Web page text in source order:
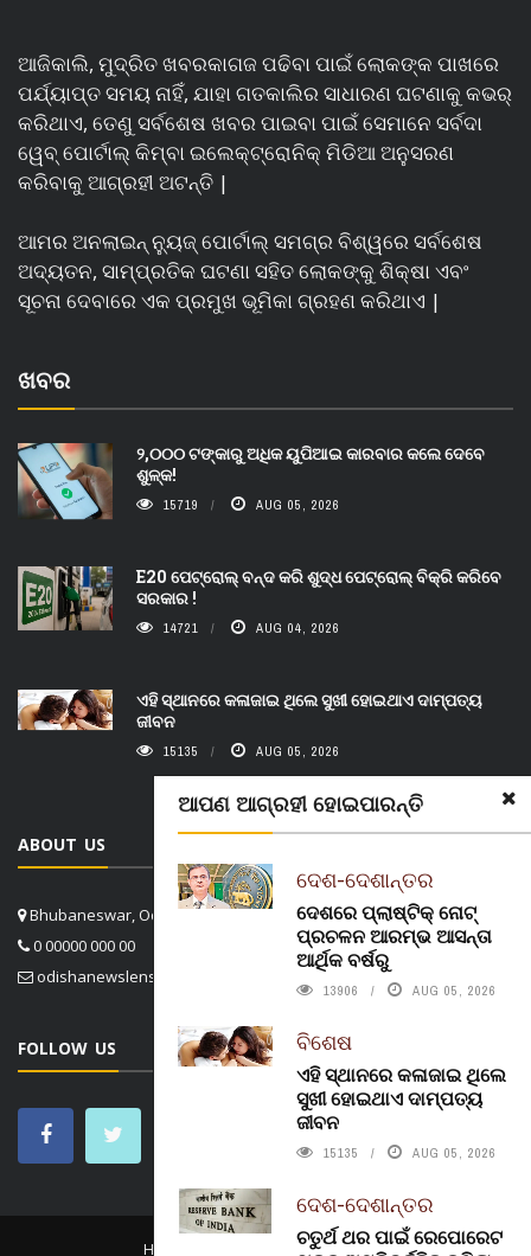
ଆପଣ ଆଗ୍ରହୀ ହୋଇପାରନ୍ତି
ଦେଶ-ଦେଶାନ୍ତର
ଦେଶରେ ପ୍ଲାଷ୍ଟିକ୍ ନୋଟ୍‌
ପ୍ରଚଳନ ଆରମ୍ଭ ଆସନ୍ତା
ଆର୍ଥିକ ବର୍ଷରୁ
13906 AUG 05, 2026
ବିଶେଷ
ଏହି ସ୍ଥାନରେ କଳାଜାଇ ଥିଲେ
ସୁଖୀ ହୋଇଥାଏ ଦାମ୍ପତ୍ୟ
ଜୀବନ
15135 AUG 05, 2026
ଦେଶ-ଦେଶାନ୍ତର
ଚତୁର୍ଥ ଥର ପାଇଁ ରେପୋରେଟ
ଆଜିକାଲି, ମୁଦ୍ରିତ ଖବରକାଗଜ ପଢିବା ପାଇଁ ଲୋକଙ୍କ ପାଖରେ
ପର୍ଯ୍ୟାପ୍ତ ସମୟ ନାହିଁ, ଯାହା ଗତକାଲିର ସାଧାରଣ ଘଟଣାକୁ କଭର୍
କରିଥାଏ, ତେଣୁ ସର୍ବଶେଷ ଖବର ପାଇବା ପାଇଁ ସେମାନେ ସର୍ବଦା
ୱେବ୍ ପୋର୍ଟାଲ୍ କିମ୍ବା ଇଲେକ୍ଟ୍ରୋନିକ୍ ମିଡିଆ ଅନୁସରଣ
କରିବାକୁ ଆଗ୍ରହୀ ଅଟନ୍ତି |
ଆମର ଅନଲାଇନ୍ ନ୍ୟୁଜ୍ ପୋର୍ଟାଲ୍ ସମଗ୍ର ବିଶ୍ୱରେ ସର୍ବଶେଷ
ଅଦ୍ୟତନ, ସାମ୍ପ୍ରତିକ ଘଟଣା ସହିତ ଲୋକଙ୍କୁ ଶିକ୍ଷା ଏବଂ
ସୂଚନା ଦେବାରେ ଏକ ପ୍ରମୁଖ ଭୂମିକା ଗ୍ରହଣ କରିଥାଏ |
ଖବର
୨,୦୦୦ ଟଙ୍କାରୁ ଅଧିକ ୟୁପିଆଇ କାରବାର କଲେ ଦେବେ
ଶୁଳ୍କ!
15719 AUG 05, 2026
E20 ପେଟ୍ରୋଲ୍ ବନ୍ଦ କରି ଶୁଦ୍ଧ ପେଟ୍ରୋଲ୍ ବିକ୍ରି କରିବେ
ସରକାର !
14721 AUG 04, 2026
ଏହି ସ୍ଥାନରେ କଳାଜାଇ ଥିଲେ ସୁଖୀ ହୋଇଥାଏ ଦାମ୍ପତ୍ୟ
ଜୀବନ
15135 AUG 05, 2026
ABOUT US
Bhubaneswar, Odisha, India
0 00000 000 00
odishanewslens@gmail.com
FOLLOW US
HOME ABOUT US